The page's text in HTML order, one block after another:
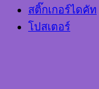
สติ๊กเกอร์ไดคัท
โปสเตอร์